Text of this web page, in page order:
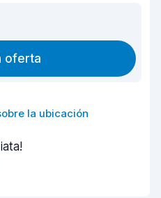
oferta
la ubicación